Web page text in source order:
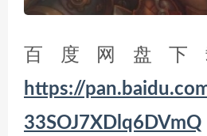
百度网盘下
https://
33SOJ7XDlq6DVmQ